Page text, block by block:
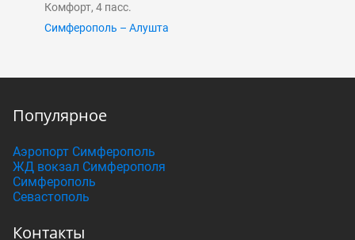
Комфорт, 4 пасс.
Симферополь – Алушта
Популярное
Аэропорт Симферополь
ЖД вокзал Симферополя
Симферополь
Севастополь
Контакты